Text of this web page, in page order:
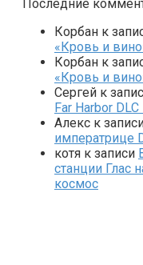
Последние
Корбан к
«Кровь и
Корбан к
«Кровь и
Сергей к
Far Harbor
Алекс к
императрице
котя к записи
станции Глас
космос